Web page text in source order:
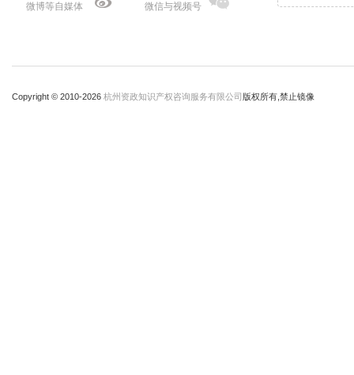
微博等自媒体 微信与视频号
Copyright © 2010-2026 杭州资政知识产权咨询服务有限公司 版权所有,禁止镜像